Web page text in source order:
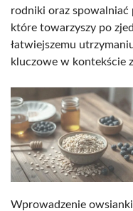
rodniki oraz spowalniać
które towarzyszy po
łatwiejszemu
kluczowe w kontekście
Wprowadzenie